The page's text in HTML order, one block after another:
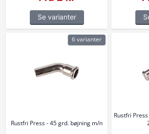
Se varianter
Rustfri Press - 45 grd. bøjning m/n
6 varianter
Rustfri